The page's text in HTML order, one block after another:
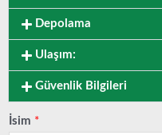
Depolama
Ulaşım:
Güvenlik Bilgileri
İsim *